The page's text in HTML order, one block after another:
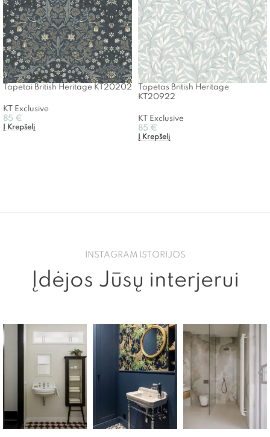
Tapetai British Heritage KT20202
KT Exclusive
85 €
Į Krepšelį
Tapetas British Heritage
KT20922
KT Exclusive
85 €
Į Krepšelį
INSTAGRAM ISTORIJOS
Įdėjos Jūsų interjerui